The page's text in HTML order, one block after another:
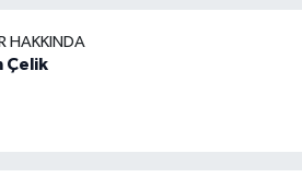
HAKKINDA
Çelik